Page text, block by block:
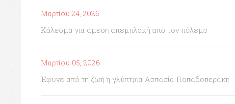
Μαρτίου 24, 2026
Κάλεσμα για άμεση απεμπλοκή από τον πόλεμο
Μαρτίου 05, 2026
Έφυγε από τη ζωή η γλύπτρια Ασπασία Παπαδοπεράκη